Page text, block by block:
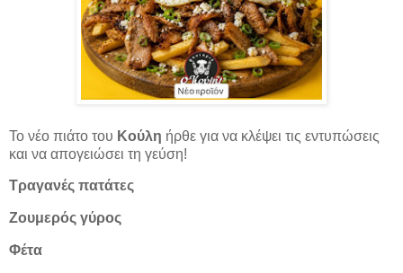
Το νέο πιάτο του Κούλη ήρθε για να κλέψει τις εντυπώσεις
και να απογειώσει τη γεύση!
Τραγανές πατάτες
Ζουμερός γύρος
Φέτα